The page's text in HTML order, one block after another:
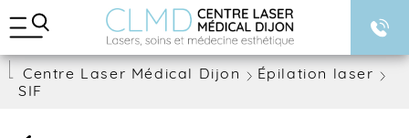
e
BLOG
Centre Laser Médical Dijon
Épilation laser
SIF